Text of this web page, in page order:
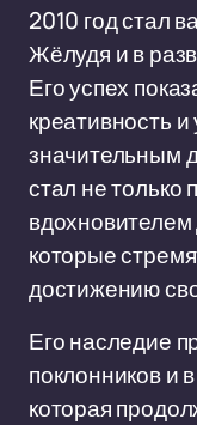
2010 год стал
Жёлудя и в
Его успех
креативность и
значительным
стал не только
которые
достижению
Его наследие
поклонников и
которая